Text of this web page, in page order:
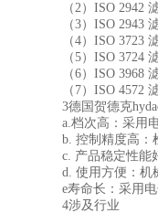
（2）ISO 2942 滤
（3）ISO 2943 滤
（4）ISO 3723
（5）ISO 3724
（6）ISO 3968
（7）ISO 4572 滤
3德国贺德克
a.档次高：采用电
b. 控制精度高：检
c. 产品稳定性能好
d. 使用方便：机械
e寿命长：采用电
4涉及行业